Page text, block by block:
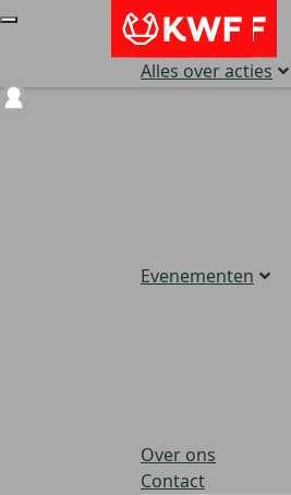
Alles over acties
Evenementen
Over ons
Contact